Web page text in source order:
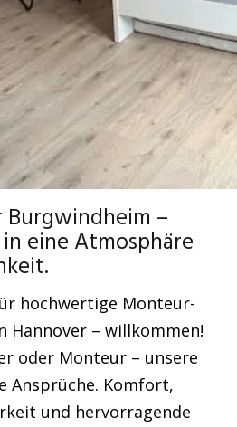
–
eine Atmosphäre
hochwertige Monteur-
Hannover – willkommen!
oder Monteur – unsere
Ansprüche. Komfort,
und hervorragende